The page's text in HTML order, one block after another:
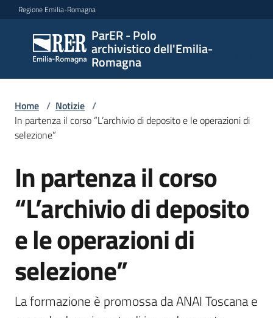
Vai al contenuto
Vai alla navigazione
Vai al footer
Regione Emilia-Romagna
ParER - Polo
archivistico dell'Emilia-
Romagna
ParER -
Polo
archivistico
Romagna
archivistico
Archivio
storico
Conservazione
Home / Notizie /
In partenza il corso “L’archivio di deposito e le operazioni di
selezione”
Salta al contenuto
In partenza il corso
“L’archivio di deposito
e le operazioni di
selezione”
La formazione è promossa da ANAI Toscana e